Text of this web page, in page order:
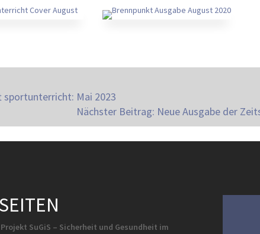
sportunterricht: Mai 2023
Nächster Beitrag: Neue Ausgabe der
SEITEN
Projekt SuGiS – Sicherheit und Gesundheit im